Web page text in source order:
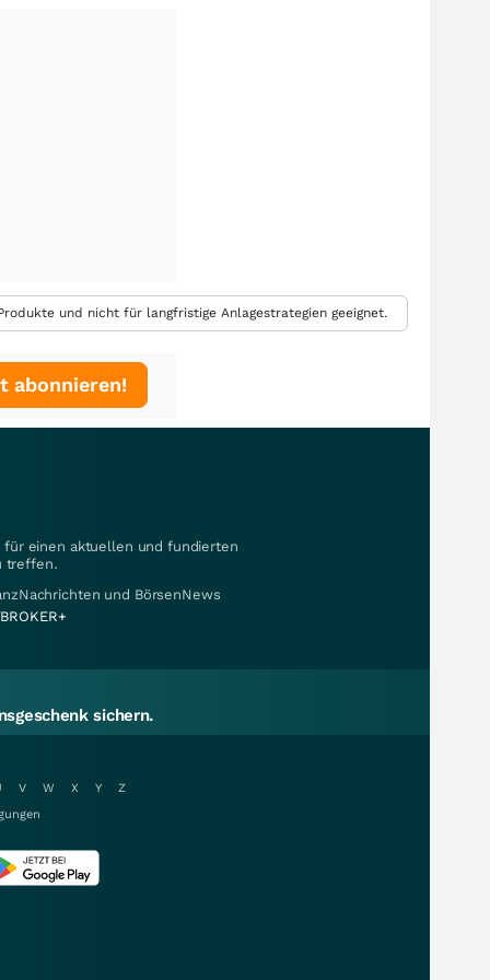
und nicht für langfristige Anlagestrategien geeignet.
abonnieren!
für einen aktuellen und fundierten
treffen.
und BörsenNews
sichern.
V W X Y
Z